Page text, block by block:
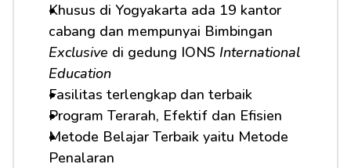
Khusus di Yogyakarta ada 19 kantor
Exclusive di gedung IONS International
Education
Fasilitas terlengkap dan terbaik
Program Terarah, Efektif dan Efisien
Metode Belajar Terbaik yaitu Metode
Penalaran